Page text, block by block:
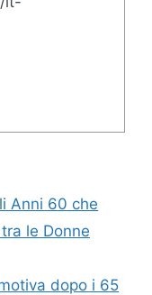
Anni 60 che
le Donne
dopo i 65